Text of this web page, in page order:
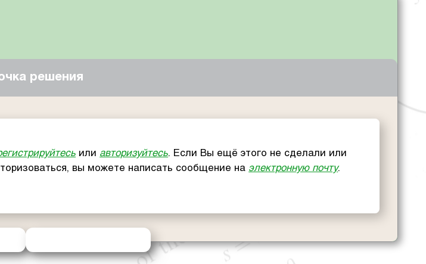
решения
или авторизуйтесь. Если Вы ещё этого не сделали или
вы можете написать сообщение на электронную почту.